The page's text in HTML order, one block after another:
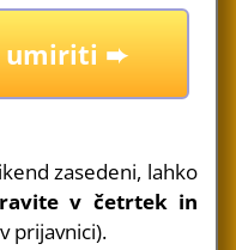
umiriti ➨
zasedeni, lahko
v četrtek in
prijavnici).